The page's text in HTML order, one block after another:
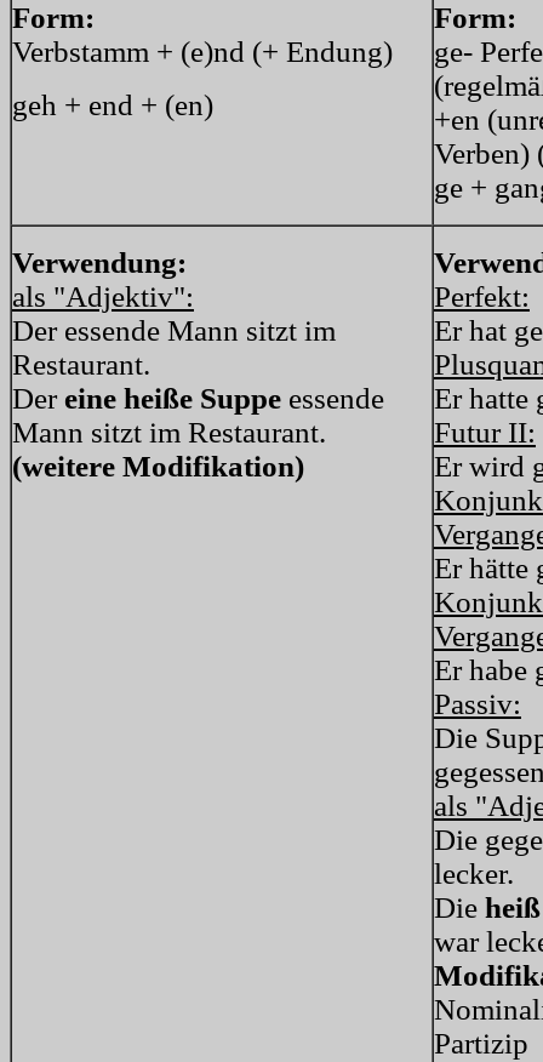
Form:
Verbstamm + (e)nd (+ Endung)
geh + end + (en)
Form:
ge-
+en
Verben)
ge +
Verwendung:
als "Adjektiv":
Der essende Mann sitzt im
Restaurant.
Der eine heiße Suppe essende
Mann sitzt im Restaurant.
(weitere Modifikation)
Perfekt:
Er hat
Er hatte
Futur II:
Er wird
Er hätte
Er habe
Passiv:
Die
als
Die
lecker.
Die
war
Partizip